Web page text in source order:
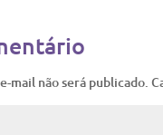
mail não será publicado.